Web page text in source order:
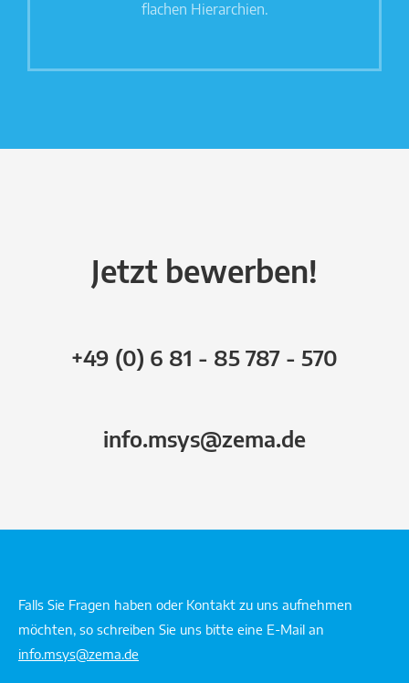
flachen Hierarchien.
Jetzt bewerben!
+49 (0) 6 81 - 85 787 - 570
info.msys@zema.de
Falls Sie Fragen haben oder Kontakt zu uns aufnehmen
möchten, so schreiben Sie uns bitte eine E-Mail an
info.msys@zema.de